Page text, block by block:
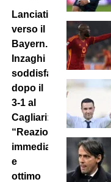
Lanciati
verso il
Bayern.
Inzaghi
soddisfatto
dopo il
3-1 al
Cagliari:
“Reazione
immediata
e
ottimo